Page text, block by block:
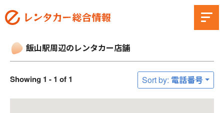
飯山駅周辺のレンタカー店舗
Showing 1 - 1 of 1 Sort by: 電話番号